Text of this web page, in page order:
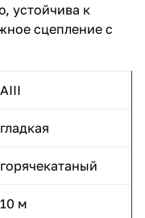
устойчива к
сцепление с
AIII
гладкая
горячекатаный
10 м